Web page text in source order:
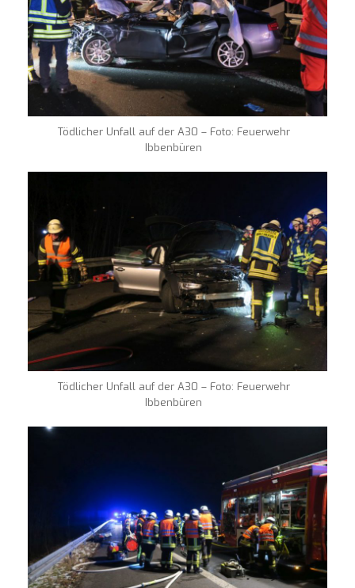
Tödlicher Unfall auf der A30 – Foto: Feuerwehr
Ibbenbüren
Tödlicher Unfall auf der A30 – Foto: Feuerwehr
Ibbenbüren